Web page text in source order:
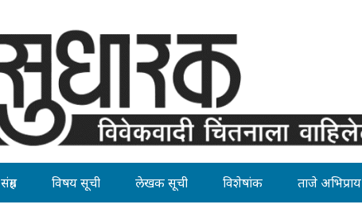
संग्रह विषय सूची लेखक सूची विशेषांक ताजे अभिप्राय